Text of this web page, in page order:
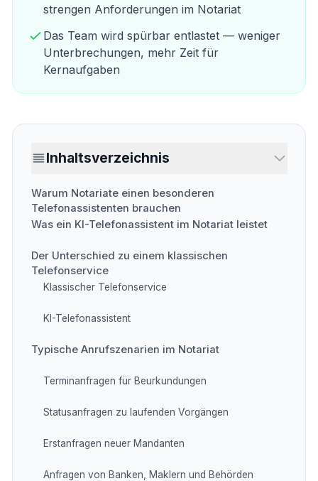
strengen Anforderungen im Notariat
Das Team wird spürbar entlastet — weniger
Unterbrechungen, mehr Zeit für
Kernaufgaben
Inhaltsverzeichnis
Warum Notariate einen besonderen
Telefonassistenten brauchen
Was ein KI-Telefonassistent im Notariat leistet
Der Unterschied zu einem klassischen
Telefonservice
Klassischer Telefonservice
KI-Telefonassistent
Typische Anrufszenarien im Notariat
Terminanfragen für Beurkundungen
Statusanfragen zu laufenden Vorgängen
Erstanfragen neuer Mandanten
Anfragen von Banken, Maklern und Behörden